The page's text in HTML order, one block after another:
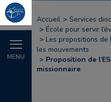
MENU
Accueil
Services
École pour servir
Les propositions de
les mouvements
Proposition de
missionnaire